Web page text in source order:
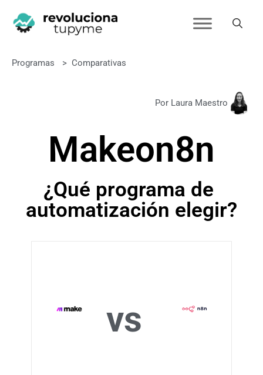
Programas > Comparativas
Por Laura Maestro
Makeon8n
¿Qué programa de
automatización elegir?
vs